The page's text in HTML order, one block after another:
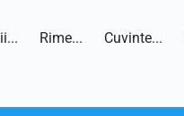
Rime... Cuvinte...